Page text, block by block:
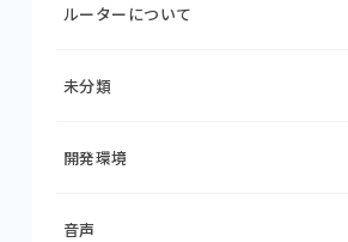
ルーターについて
未分類
開発環境
音声